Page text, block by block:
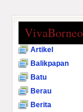
VivaBorneo
Artikel
Balikpapan
Batu
Berau
Berita